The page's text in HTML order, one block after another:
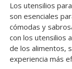
Los utensilios
son esenciales
cómodas y
con los utensilios
de los alimentos,
experiencia más